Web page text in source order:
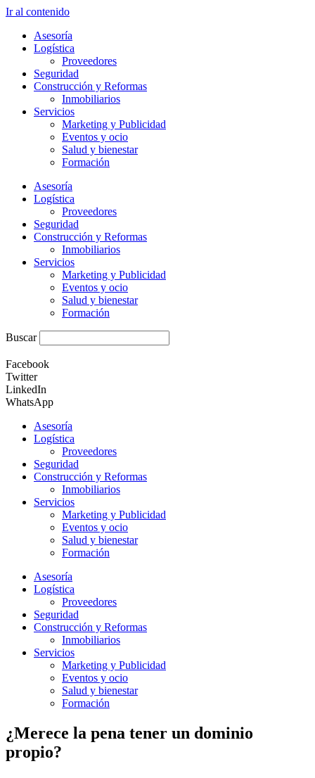
Ir al contenido
Asesoría
Logística
Proveedores
Seguridad
Construcción y Reformas
Inmobiliarios
Servicios
Marketing y Publicidad
Eventos y ocio
Salud y bienestar
Formación
Asesoría
Logística
Proveedores
Seguridad
Construcción y Reformas
Inmobiliarios
Servicios
Marketing y Publicidad
Eventos y ocio
Salud y bienestar
Formación
Buscar
Facebook
Twitter
LinkedIn
WhatsApp
Asesoría
Logística
Proveedores
Seguridad
Construcción y Reformas
Inmobiliarios
Servicios
Marketing y Publicidad
Eventos y ocio
Salud y bienestar
Formación
Asesoría
Logística
Proveedores
Seguridad
Construcción y Reformas
Inmobiliarios
Servicios
Marketing y Publicidad
Eventos y ocio
Salud y bienestar
Formación
¿Merece la pena tener un dominio
propio?